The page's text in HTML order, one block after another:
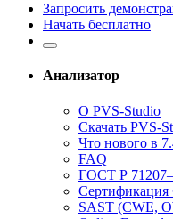
Запросить
Начать бесплатно
Анализатор
О PVS-Studio
Скачать PVS-
Что нового в
FAQ
ГОСТ Р
SAST (CWE,